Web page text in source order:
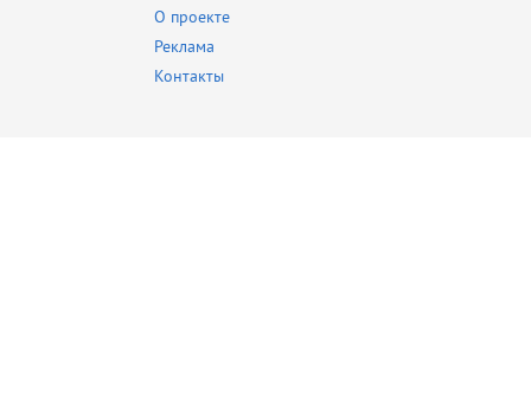
О проекте
Реклама
Контакты